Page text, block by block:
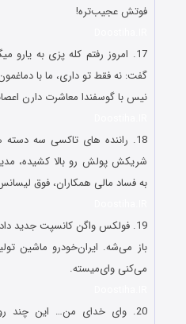
فوتش عجیب‌تره!
17. امروز رفتم کله پزی به یارو
گفت: نه فقط تو داری، ما با
نیس با گوسفندا معاشرت دارن
18. راننده های تاکسی سه
شریکش پولش رو بالا کشیده،
به فساد مالی همکاران، فوق
19. فولکس واگن کانسپت جدید
باز می‌شه. ایران‌خودرو ماشین
می‌کنی وای‌میسته.
20. وای خدای من… این چند